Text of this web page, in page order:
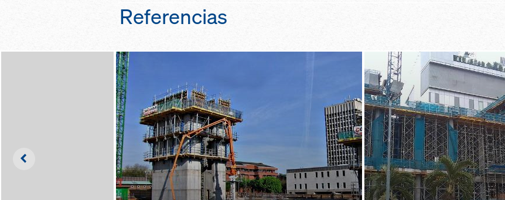
personal de obra gracias a vallas
cerradas en todo el perímetro con el
Referencias
Left